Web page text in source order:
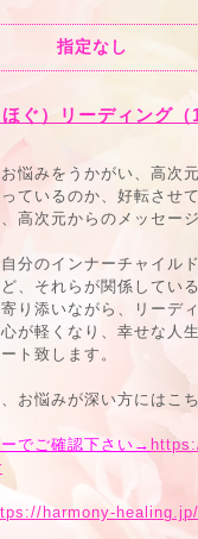
指定なし
ぐ）リーディング（
悩みをうかがい、高次
ているのか、好転させ
高次元からのメッセー
分のインナーチャイル
、それらが関係してい
り添いながら、リーデ
が軽くなり、幸せな人
ト致します。
お悩みが深い方にはこ
でご確認下さい→
harmony-